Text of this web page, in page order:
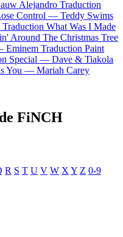
Alejandro Traduction
Control — Teddy Swims
Traduction What Was I Made
Around The Christmas Tree
Eminem Traduction Paint
Special — Dave & Tiakola
You — Mariah Carey
FiNCH
R S T U V W X Y Z 0-9